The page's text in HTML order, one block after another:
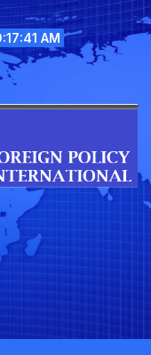
AM